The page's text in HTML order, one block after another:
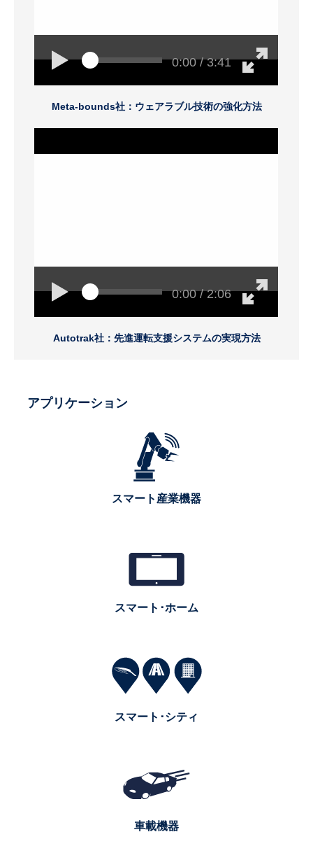
0:00 / 3:41
Meta-bounds社：ウェアラブル技術の強化方法
0:00 / 2:06
Autotrak社：先進運転支援システムの実現方法
アプリケーション
スマート産業機器
スマート･ホーム
スマート･シティ
車載機器